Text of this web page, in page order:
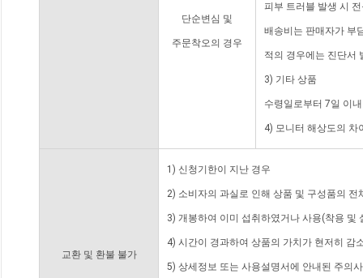
단순변심 및
주문착오의 경우
피부 트러블 발생 시
배송비는 판매자가 부
적의 경우에는 진단서
3) 기타 상품
수령일로부터 7일 이
4) 모니터 해상도의 차
교환 및 환불 불가
1) 신청기한이 지난 경우
2) 소비자의 과실로 인해 상품 및 구성품의
3) 개봉하여 이미 섭취하였거나 사용(착용 및
4) 시간이 경과하여 상품의 가치가 현저히 감
5) 상세정보 또는 사용설명서에 안내된 주의